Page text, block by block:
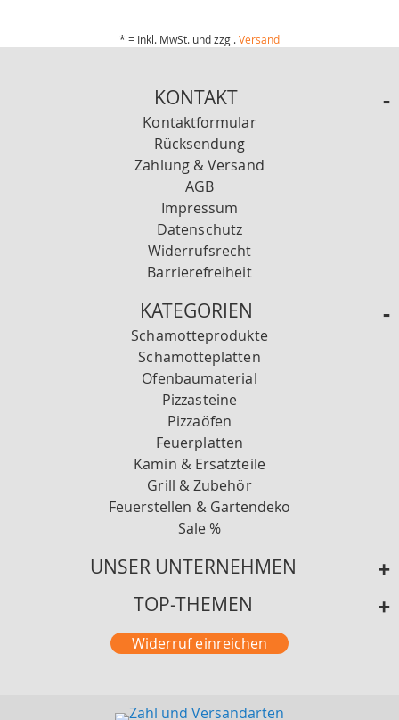
* = Inkl. MwSt. und zzgl.Versand
KONTAKT
Kontaktformular
Rücksendung
Zahlung & Versand
AGB
Impressum
Datenschutz
Widerrufsrecht
Barrierefreiheit
KATEGORIEN
Schamotteprodukte
Schamotteplatten
Ofenbaumaterial
Pizzasteine
Pizzaöfen
Feuerplatten
Kamin & Ersatzteile
Grill & Zubehör
Feuerstellen & Gartendeko
Sale %
UNSER UNTERNEHMEN
TOP-THEMEN
Widerruf einreichen